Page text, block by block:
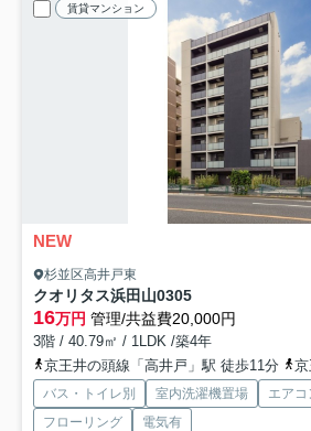
賃貸マンション
NEW
杉並区高井戸東
クオリタス浜田山0305
16万円 管理/共益費20,000円
3階 / 40.79㎡ / 1LDK /築4年
京王井の頭線「高井戸」駅 徒歩11分
京
バス・トイレ別 室内洗濯機置場 エアコ
フローリング
電気有